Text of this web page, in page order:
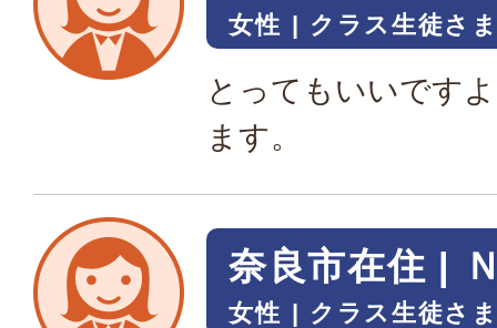
女性 クラス生徒さ
とってもいいです
ます。
奈良市在住 |
女性 クラス生徒さ